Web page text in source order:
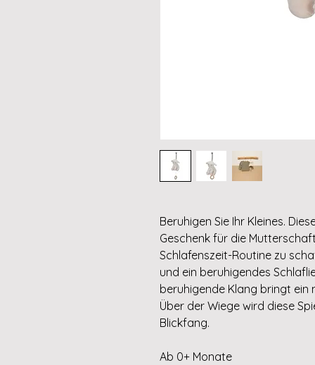
Beruhigen Sie Ihr Kleines.
Geschenk für die
Schlafenszeit-Routine zu
und ein beruhigendes
beruhigende Klang bringt ein
Über der Wiege wird diese
Blickfang.
Ab 0+ Monate